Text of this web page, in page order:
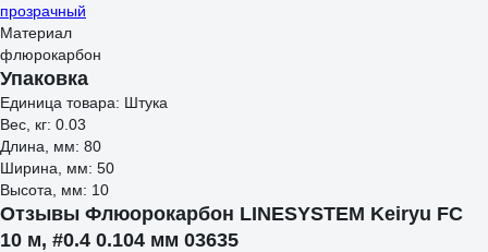
прозрачный
Материал
флюрокарбон
Упаковка
Единица товара: Штука
Вес, кг: 0.03
Длина, мм: 80
Ширина, мм: 50
Высота, мм: 10
Отзывы Флюорокарбон LINESYSTEM Keiryu FC
10 м, #0.4 0.104 мм 03635